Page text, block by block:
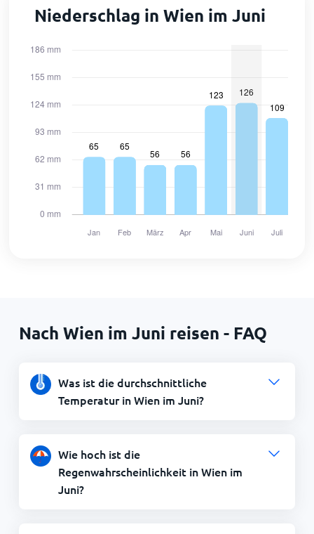
Niederschlag in Wien im Juni
Nach Wien im Juni reisen - FAQ
Was ist die durchschnittliche
Temperatur in Wien im Juni?
Wie hoch ist die
Regenwahrscheinlichkeit in Wien im
Juni?